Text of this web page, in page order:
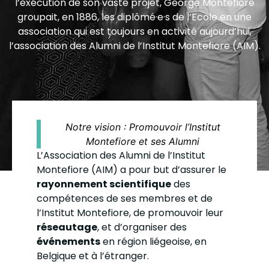
l’exécution de son vaste projet, George Montefiore
groupait, en 1886, les diplômé·e·s de l’Ecole en une
association qui est toujours en activité aujourd’hui,
l’association des Alumni de l’Institut Montefiore (AIM).
Notre vision : Promouvoir l’Institut
Montefiore et ses Alumni
L’Association des Alumni de l’Institut
Montefiore (AIM) a pour but d’assurer le
rayonnement scientifiquedes
compétences de ses membres et de
l’Institut Montefiore, de promouvoir leur
réseautage, et d’organiser des
événementsen région liégeoise, en
Belgique et à l’étranger.